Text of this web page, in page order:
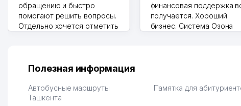
обращению и быстро
помогают решить вопросы.
Отдельно хочется отметить
их работе значительно
обслуживания клиентов.
Рекомендую этот колл-
финансовая поддержка
получается. Хороший
бизнес. Система Озона
тут у нас уже есть ПВЗ.
Полезная информация
Автобусные маршруты
Ташкента
Памятка для